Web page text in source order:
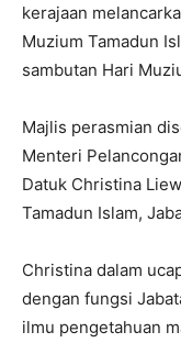
kerajaan
Muzium Tamadun
sambutan Hari
Majlis perasmian
Menteri
Datuk Christina
Tamadun Islam,
Christina dalam
dengan fungsi
ilmu pengetahuan